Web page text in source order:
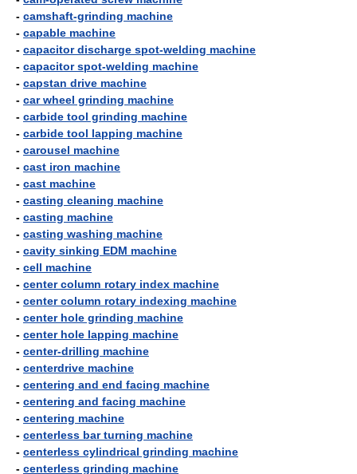
- camshaft-grinding machine
- capable machine
- capacitor discharge spot-welding machine
- capacitor spot-welding machine
- capstan drive machine
- car wheel grinding machine
- carbide tool grinding machine
- carbide tool lapping machine
- carousel machine
- cast iron machine
- cast machine
- casting cleaning machine
- casting machine
- casting washing machine
- cavity sinking EDM machine
- cell machine
- center column rotary index machine
- center column rotary indexing machine
- center hole grinding machine
- center hole lapping machine
- center-drilling machine
- centerdrive machine
- centering and end facing machine
- centering and facing machine
- centering machine
- centerless bar turning machine
- centerless cylindrical grinding machine
- centerless grinding machine